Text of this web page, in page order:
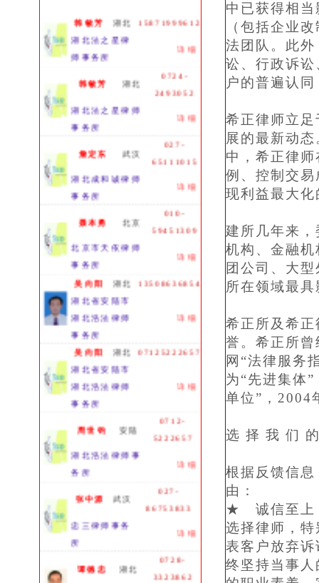
韩敏芳 湖北
15871999612
湖北法之星律
师事务所
详细
韩敏芳 湖北
0724-
2493052
湖北法之星律师
事务所
详细
詹定东 武汉
027-
65111015
湖北成和诚律师
事务所
详细
聂本勇 北京
010-
59451309
北京市天依律师
事务所
详细
吴向阳 湖北
13508636854
湖北省安陆市
湖北浩法律师
事务所
详细
吴向阳 湖北
07125222657
湖北省安陆市
湖北浩法律师
事务所
详细
周世钧 安陆
0712-
5222657
湖北浩法律师事
务所
详细
张中源 武汉
027-
86753833
忠三律师事务
所
详细
谭德忠 湖北
0728-
3323862
中已获得相
（包括企业
法团队。此
讼、行政诉
户的普遍认
希正律师立
展的最新动
中，希正律
例、控制交
现利益最大
建所几年来
机构、金融
团公司、大
所在领域最
希正所及希
誉。希正所
网“法律服务
为“先进集体
单位”，2004
选 择 我 们
根据反馈信
由：
★ 诚信至
选择律师，
表客户放弃
终坚持当事